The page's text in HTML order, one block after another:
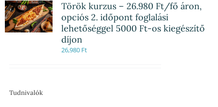
Török kurzus – 26.980 Ft/fő áron,
opciós 2. időpont foglalási
lehetőséggel 5000 Ft-os kiegészítő
díjon
26,980 Ft
Tudnivalók